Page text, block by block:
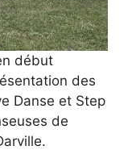
début
des
Danse et Step
de